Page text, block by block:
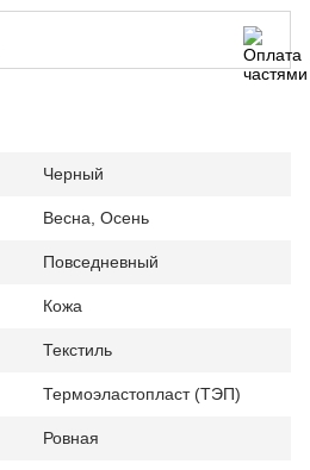
Черный
Весна, Осень
Повседневный
Кожа
Текстиль
Термоэластопласт (ТЭП)
Ровная